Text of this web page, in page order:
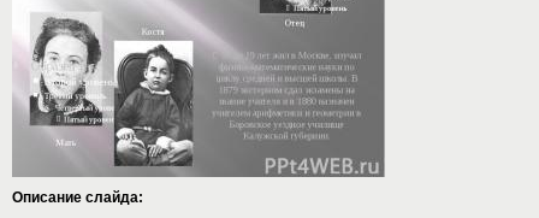
Описание слайда: